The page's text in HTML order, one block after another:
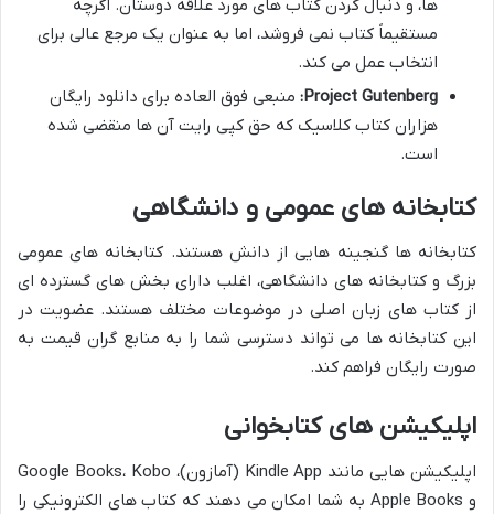
ها، و دنبال کردن کتاب های مورد علاقه دوستان. اگرچه
مستقیماً کتاب نمی فروشد، اما به عنوان یک مرجع عالی برای
انتخاب عمل می کند.
Project Gutenberg: منبعی فوق العاده برای دانلود رایگان
هزاران کتاب کلاسیک که حق کپی رایت آن ها منقضی شده
است.
کتابخانه های عمومی و دانشگاهی
کتابخانه ها گنجینه هایی از دانش هستند. کتابخانه های عمومی
بزرگ و کتابخانه های دانشگاهی، اغلب دارای بخش های گسترده ای
از کتاب های زبان اصلی در موضوعات مختلف هستند. عضویت در
این کتابخانه ها می تواند دسترسی شما را به منابع گران قیمت به
صورت رایگان فراهم کند.
اپلیکیشن های کتابخوانی
اپلیکیشن هایی مانند Kindle App (آمازون)، Google Books، Kobo
و Apple Books به شما امکان می دهند که کتاب های الکترونیکی را